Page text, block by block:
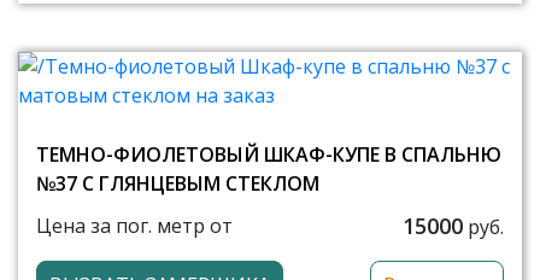
ТЕМНО-ФИОЛЕТОВЫЙ ШКАФ-КУПЕ В СПАЛЬНЮ
№37 С ГЛЯНЦЕВЫМ СТЕКЛОМ
Цена за пог. метр от
15000 руб.